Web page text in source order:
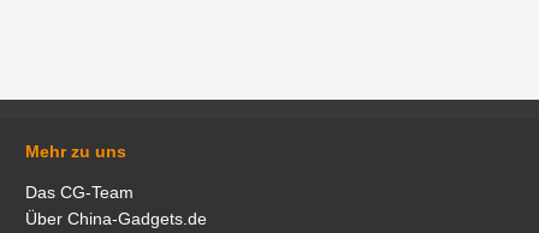
Mehr zu uns
Das CG-Team
Über China-Gadgets.de